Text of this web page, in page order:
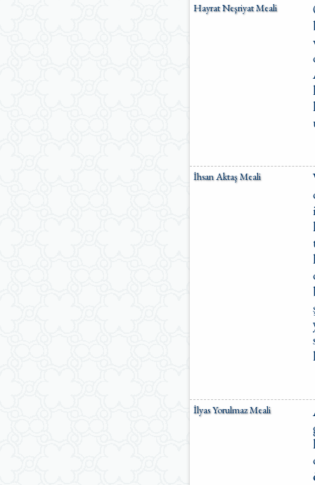
Hayrat Neşriyat Meali
İhsan Aktaş Meali
İlyas Yorulmaz Meali